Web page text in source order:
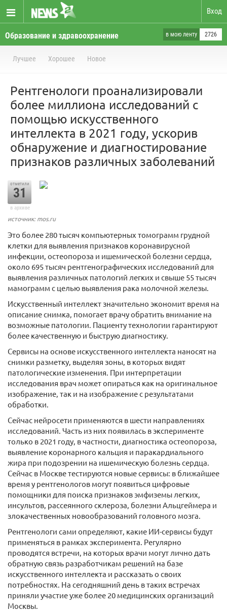
Вход
Образование и здравоохранение в мою ленту 2726
Лучшее Хорошее Новое
Рентгенологи проанализировали
более миллиона исследований с
помощью искусственного
интеллекта в 2021 году, ускорив
обнаружение и диагностирование
признаков различных заболеваний
отметили
31
в архиве
источник: mos.ru
Это более 280 тысяч компьютерных томограмм грудной
клетки для выявления признаков коронавирусной
инфекции, остеопороза и ишемической болезни сердца,
около 695 тысяч рентгенографических исследований для
выявления различных патологий легких и свыше 55 тысяч
мамограмм с целью выявления рака молочной железы.
Искусственный интеллект значительно экономит время на
описание снимка, помогает врачу обратить внимание на
возможные патологии. Пациенту технологии гарантируют
более качественную и быструю диагностику.
Сервисы на основе искусственного интеллекта наносят на
снимки разметку, выделяя зоны, в которых видят
патологические изменения. При интерпретации
исследования врач может опираться как на оригинальное
изображение, так и на изображение с результатами
обработки.
Сейчас нейросети применяются в шести направлениях
исследований. Часть из них появилась в эксперименте
только в 2021 году, в частности, диагностика остеопороза,
выявление коронарного кальция и паракардиального
жира при подозрении на ишемическую болезнь сердца.
Сейчас в Москве тестируются новые сервисы: в ближайшее
время у рентгенологов могут появиться цифровые
помощники для поиска признаков эмфиземы легких,
инсультов, рассеянного склероза, болезни Альцгеймера и
злокачественных новообразований головного мозга.
Рентгенологи сами определяют, какие ИИ-сервисы будут
применяться в рамках эксперимента. Регулярно
проводятся встречи, на которых врачи могут лично дать
обратную связь разработчикам решений на базе
искусственного интеллекта и рассказать о своих
потребностях. На сегодняшний день в таких встречах
приняли участие уже более 20 медицинских организаций
Москвы.